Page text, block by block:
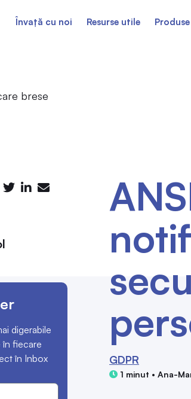
Învață cu noi Resurse utile Produse
digerabile
în fiecare
în Inbox
GDPR
1 minut • Ana-